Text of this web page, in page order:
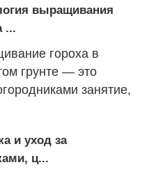
выращивания
...
гороха в
грунте — это
занятие,
и уход за
ц...